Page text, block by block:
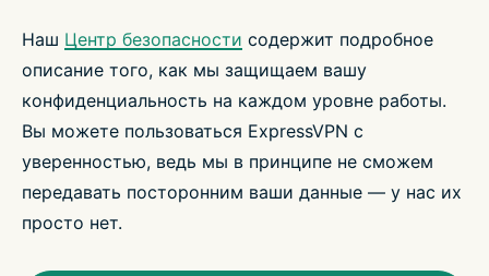
Наш Центр безопасности содержит подробное
описание того, как мы защищаем вашу
конфиденциальность на каждом уровне работы.
Вы можете пользоваться ExpressVPN с
уверенностью, ведь мы в принципе не сможем
передавать посторонним ваши данные — у нас их
просто нет.